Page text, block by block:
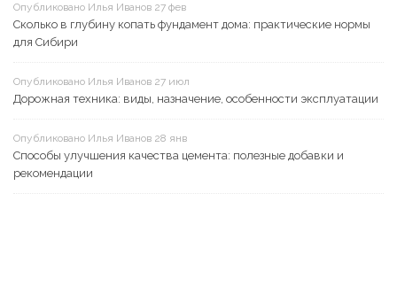
Опубликовано Илья Иванов 27 фев
Сколько в глубину копать фундамент дома: практические нормы
для Сибири
Опубликовано Илья Иванов 27 июл
Дорожная техника: виды, назначение, особенности эксплуатации
Опубликовано Илья Иванов 28 янв
Способы улучшения качества цемента: полезные добавки и
рекомендации